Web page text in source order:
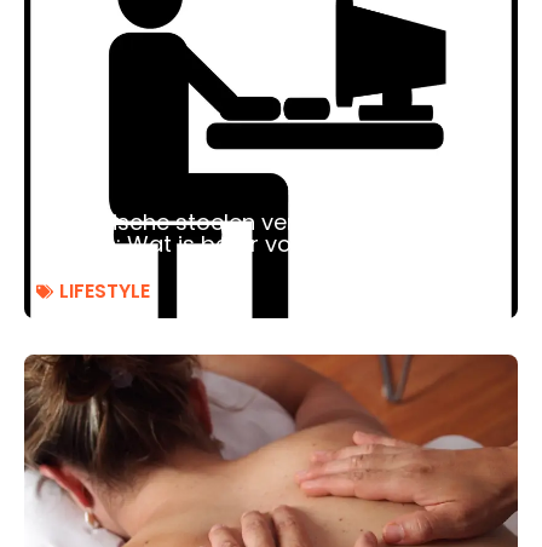
Dynamische stoelen versus traditionele
stoelen: Wat is beter voor je gezondheid?
LIFESTYLE